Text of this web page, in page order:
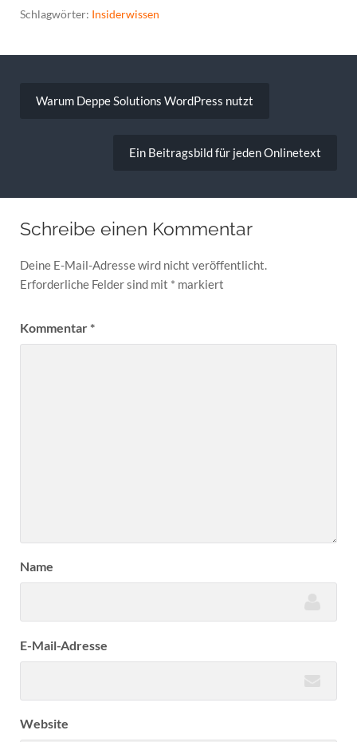
Schlagwörter: Insiderwissen
Warum Deppe Solutions WordPress nutzt
Ein Beitragsbild für jeden Onlinetext
Schreibe einen Kommentar
Deine E-Mail-Adresse wird nicht veröffentlicht.
Erforderliche Felder sind mit * markiert
Kommentar*
Name
E-Mail-Adresse
Website